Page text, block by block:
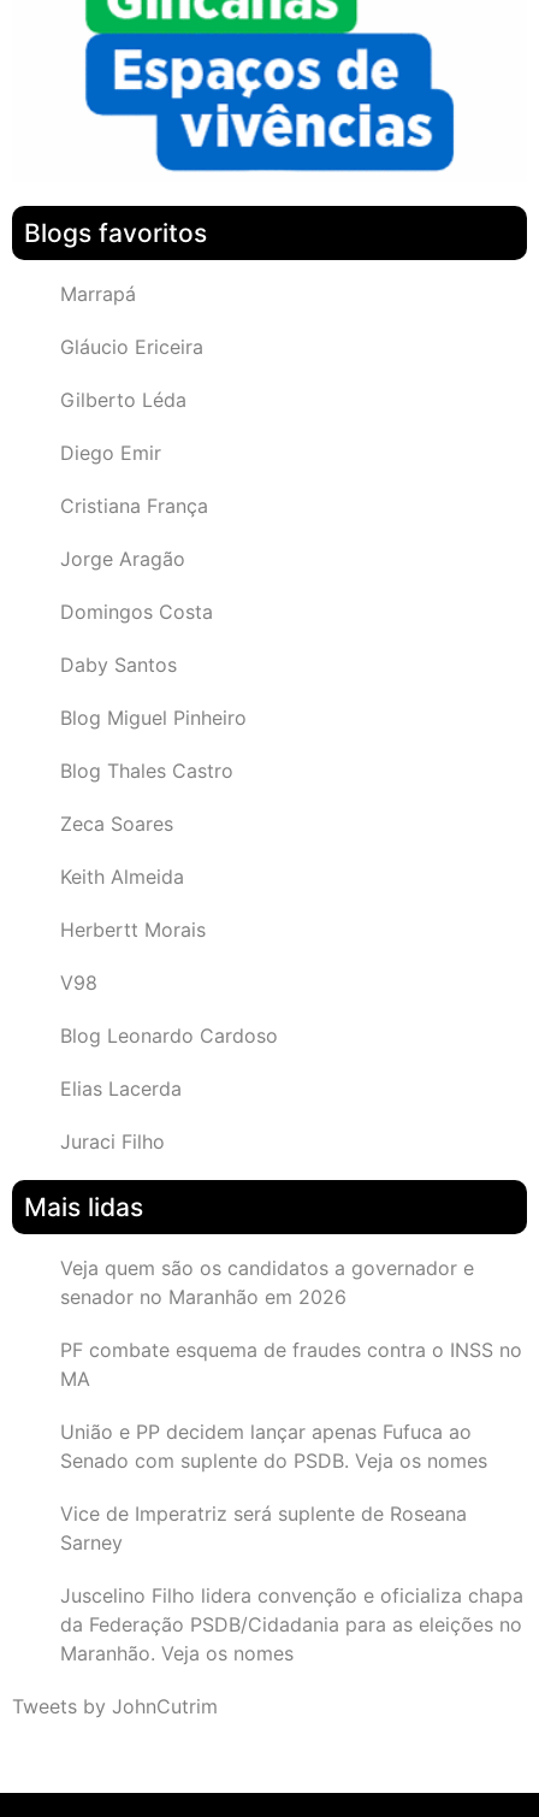
Blogs favoritos
Marrapá
Gláucio Ericeira
Gilberto Léda
Diego Emir
Cristiana França
Jorge Aragão
Domingos Costa
Daby Santos
Blog Miguel Pinheiro
Blog Thales Castro
Zeca Soares
Keith Almeida
Herbertt Morais
V98
Blog Leonardo Cardoso
Elias Lacerda
Juraci Filho
Mais lidas
Veja quem são os candidatos a governador e
senador no Maranhão em 2026
PF combate esquema de fraudes contra o INSS no
MA
União e PP decidem lançar apenas Fufuca ao
Senado com suplente do PSDB. Veja os nomes
Vice de Imperatriz será suplente de Roseana
Sarney
Juscelino Filho lidera convenção e oficializa chapa
da Federação PSDB/Cidadania para as eleições no
Maranhão. Veja os nomes
Tweets by JohnCutrim